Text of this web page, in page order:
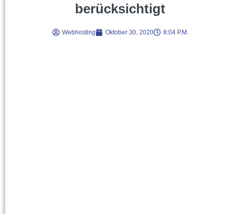
berücksichtigt
Webhosting Oktober 30, 2020 8:04 P.m.